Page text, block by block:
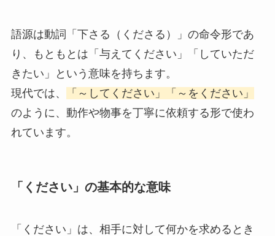
語源は動詞「下さる（くださる）」の命令形であ
り、もともとは「与えてください」「していただ
きたい」という意味を持ちます。
現代では、
「～してください」「～をください」
のように、動作や物事を丁寧に依頼する形で使わ
れています。
「ください」の基本的な意味
「ください」は、相手に対して何かを求めるとき